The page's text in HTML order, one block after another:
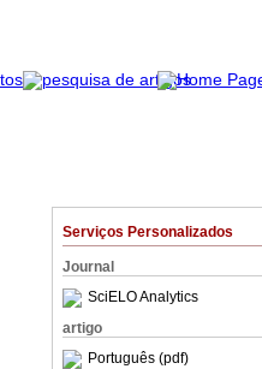
Serviços Personalizados
Journal
SciELO Analytics
artigo
Português (pdf)